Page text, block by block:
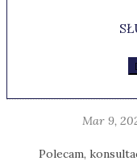
Mar 9,
Polecam,